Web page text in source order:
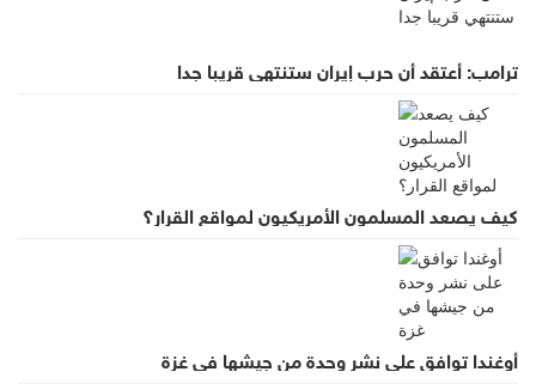
ترامب: أعتقد أن حرب إيران ستنتهي قريبا جدا
كيف يصعد المسلمون الأمريكيون لمواقع القرار؟
أوغندا توافق على نشر وحدة من جيشها في غزة